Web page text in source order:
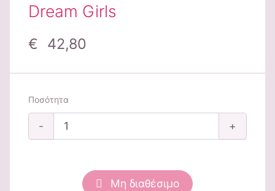
Dream Girls
€ 42,80
Ποσότητα
- +
Μη διαθέσιμο